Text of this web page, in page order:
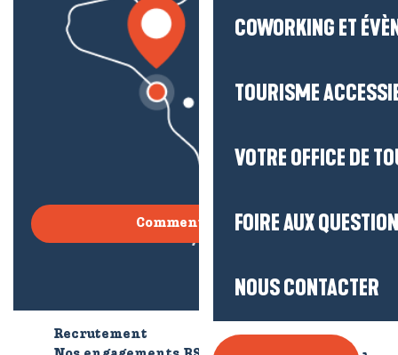
COWORKING ET
TOURISME
VOTRE OFFICE DE
FOIRE AUX
NOUS CONTACTER
Comment venir ?
Recrutement
Qui sommes-nous ?